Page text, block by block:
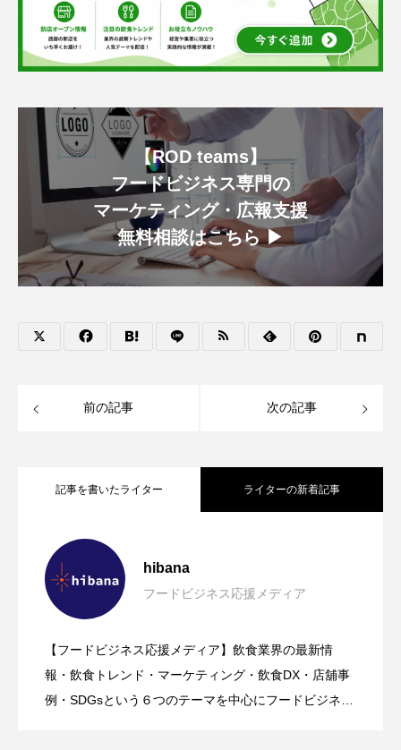
【ROD teams】
フードビジネス専門の
マーケティング・広報支援
無料相談はこちら ▶︎
前の記事 次の記事
記事を書いたライター ライターの新着記事
hibana
フードビジネス応援メディア
【フードビジネス応援メディア】飲食業界の最新情
報・飲食トレンド・マーケティング・飲食DX・店舖事
例・SDGsという６つのテーマを中心にフードビジネ
2026.08.06
グルメが人気上昇
2026.08.05
ラントベース×超低糖質アイス「Purple
2026.08.05 【笠間栗100%使用の栗スイーツ店｜笠間